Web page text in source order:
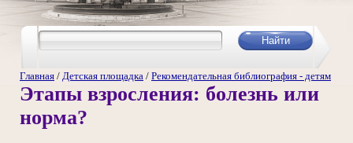
Главная / Детская площадка / Рекомендательная библиография - детям
Этапы взросления: болезнь или
норма?